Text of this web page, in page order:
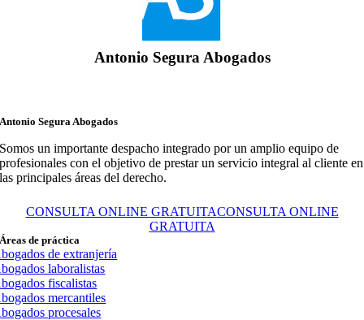
Antonio Segura Abogados
Antonio Segura Abogados
Somos un importante despacho integrado por un amplio equipo de
profesionales con el objetivo de prestar un servicio integral al cliente en
las principales áreas del derecho.
CONSULTA ONLINE GRATUITACONSULTA ONLINE
GRATUITA
Áreas de práctica
de extranjería
laboralistas
fiscalistas
mercantiles
procesales